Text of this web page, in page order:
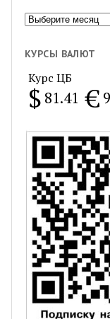
Популярное
месяц
КУРСЫ ВАЛЮТ
Курс ЦБ
$ 81.41 €